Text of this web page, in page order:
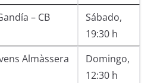
– CB
Sábado,
19:30 h
Almàssera
Domingo,
12:30 h